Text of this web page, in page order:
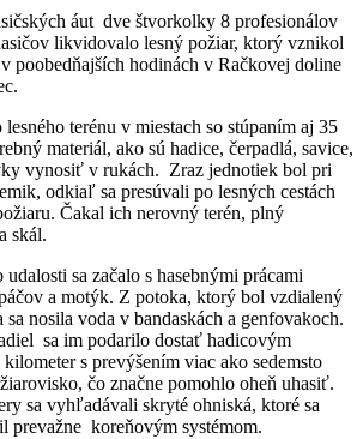
áut dve štvorkolky 8 profesionálov
likvidovalo lesný požiar, ktorý vznikol
poobedňajších hodinách v Račkovej doline
terénu v miestach so stúpaním aj 35
materiál, ako sú hadice, čerpadlá, savice,
vynosiť v rukách. Zraz jednotiek bol pri
odkiaľ sa presúvali po lesných cestách
Čakal ich nerovný terén, plný
skál.
sa začalo s hasebnými prácami
a motýk. Z potoka, ktorý bol vzdialený
nosila voda v bandaskách a genfovakoch.
sa im podarilo dostať hadicovým
s prevýšením viac ako sedemsto
čo značne pomohlo oheň uhasiť.
sa vyhľadávali skryté ohniská, ktoré sa
prevažne koreňovým systémom.